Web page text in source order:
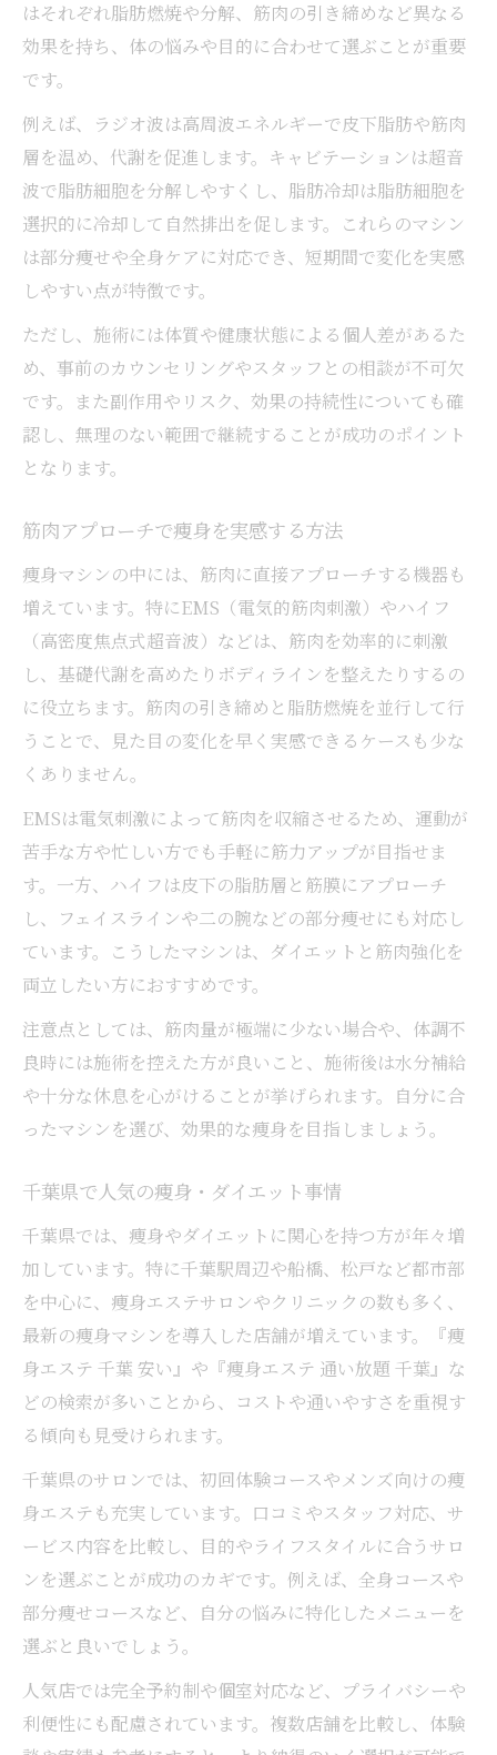
筋肉を鍛えて痩せる最新マシン体験記
筋肉強化と痩身を両立するマシンの魅力
痩身効果を高める筋肉アプローチの方法
実際に体験した痩身マシンの変化と感想
ダイエット・筋肉強化で理想体型を目指す
痩身効果を高める千葉のダイエット術
千葉の痩身エステで得られるダイエット効
筋肉アプローチを活かした痩身術の紹介
効果的な痩身マシン活用法を千葉で探る
ダイエット成功のための痩身サロン選び
痩身・筋肉ケアで変わるボディライン作り
痩身・ダイエットで選ぶべきマシンの特徴
筋肉アプローチが得意なマシン比較ガイド
千葉県で話題の痩身エステ選びのコツ
ダイエット効果実感で選ぶ機器の選択肢
痩身マシン体験で分かった選び方のポイン
ト
痩身エステを選ぶ前に知りたい基礎知識
筋肉に効く痩身エステの選び方と注意点
千葉エリアで失敗しない痩身エステ選び
痩身とダイエットを両立する方法の基礎
痩身エステ千葉のメリットと体験ポイント
はそれぞれ脂肪燃焼や分解、筋肉の引き締めなど異なる
効果を持ち、体の悩みや目的に合わせて選ぶことが重要
です。
例えば、ラジオ波は高周波エネルギーで皮下脂肪や筋肉
層を温め、代謝を促進します。キャビテーションは超音
波で脂肪細胞を分解しやすくし、脂肪冷却は脂肪細胞を
選択的に冷却して自然排出を促します。これらのマシン
は部分痩せや全身ケアに対応でき、短期間で変化を実感
しやすい点が特徴です。
ただし、施術には体質や健康状態による個人差があるた
め、事前のカウンセリングやスタッフとの相談が不可欠
です。また副作用やリスク、効果の持続性についても確
認し、無理のない範囲で継続することが成功のポイント
となります。
筋肉アプローチで痩身を実感する方法
痩身マシンの中には、筋肉に直接アプローチする機器も
増えています。特にEMS（電気的筋肉刺激）やハイフ
（高密度焦点式超音波）などは、筋肉を効率的に刺激
し、基礎代謝を高めたりボディラインを整えたりするの
に役立ちます。筋肉の引き締めと脂肪燃焼を並行して行
うことで、見た目の変化を早く実感できるケースも少な
くありません。
EMSは電気刺激によって筋肉を収縮させるため、運動が
苦手な方や忙しい方でも手軽に筋力アップが目指せま
す。一方、ハイフは皮下の脂肪層と筋膜にアプローチ
し、フェイスラインや二の腕などの部分痩せにも対応し
ています。こうしたマシンは、ダイエットと筋肉強化を
両立したい方におすすめです。
注意点としては、筋肉量が極端に少ない場合や、体調不
良時には施術を控えた方が良いこと、施術後は水分補給
や十分な休息を心がけることが挙げられます。自分に合
ったマシンを選び、効果的な痩身を目指しましょう。
千葉県で人気の痩身・ダイエット事情
千葉県では、痩身やダイエットに関心を持つ方が年々増
加しています。特に千葉駅周辺や船橋、松戸など都市部
を中心に、痩身エステサロンやクリニックの数も多く、
最新の痩身マシンを導入した店舗が増えています。『痩
身エステ 千葉 安い』や『痩身エステ 通い放題 千葉』な
どの検索が多いことから、コストや通いやすさを重視す
る傾向も見受けられます。
千葉県のサロンでは、初回体験コースやメンズ向けの痩
身エステも充実しています。口コミやスタッフ対応、サ
ービス内容を比較し、目的やライフスタイルに合うサロ
ンを選ぶことが成功のカギです。例えば、全身コースや
部分痩せコースなど、自分の悩みに特化したメニューを
選ぶと良いでしょう。
人気店では完全予約制や個室対応など、プライバシーや
利便性にも配慮されています。複数店舗を比較し、体験